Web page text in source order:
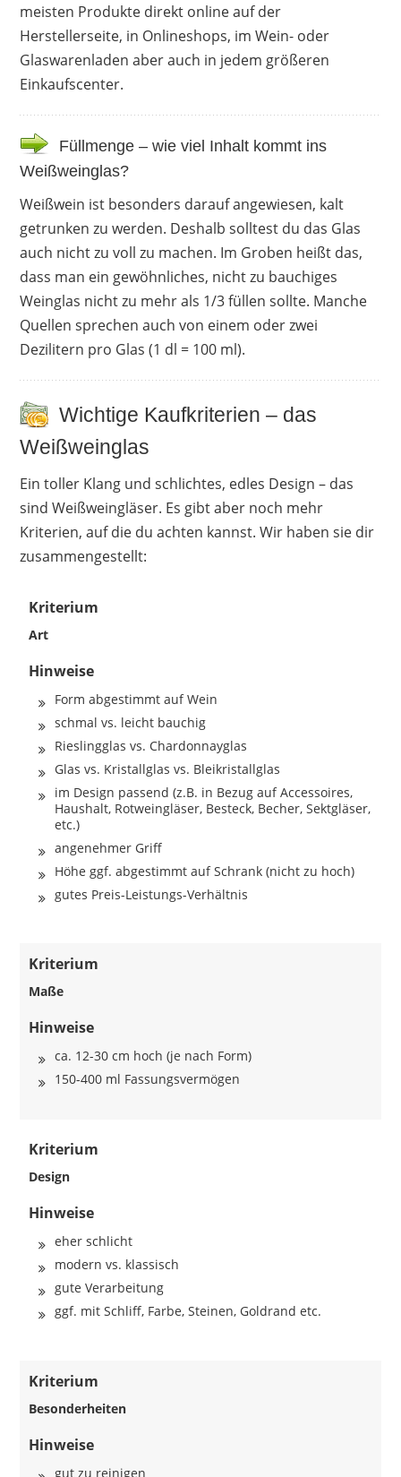
meisten Produkte direkt online auf der
Herstellerseite, in Onlineshops, im Wein- oder
Glaswarenladen aber auch in jedem größeren
Einkaufscenter.
Füllmenge – wie viel Inhalt kommt ins
Weißweinglas?
Weißwein ist besonders darauf angewiesen, kalt
getrunken zu werden. Deshalb solltest du das Glas
auch nicht zu voll zu machen. Im Groben heißt das,
dass man ein gewöhnliches, nicht zu bauchiges
Weinglas nicht zu mehr als 1/3 füllen sollte. Manche
Quellen sprechen auch von einem oder zwei
Dezilitern pro Glas (1 dl = 100 ml).
Wichtige Kaufkriterien – das
Weißweinglas
Ein toller Klang und schlichtes, edles Design – das
sind Weißweingläser. Es gibt aber noch mehr
Kriterien, auf die du achten kannst. Wir haben sie dir
zusammengestellt:
Kriterium
Art
Hinweise
Form abgestimmt auf Wein
schmal vs. leicht bauchig
Rieslingglas vs. Chardonnayglas
Glas vs. Kristallglas vs. Bleikristallglas
im Design passend (z.B. in Bezug auf Accessoires,
Haushalt, Rotweingläser, Besteck, Becher, Sektgläser,
etc.)
angenehmer Griff
Höhe ggf. abgestimmt auf Schrank (nicht zu hoch)
gutes Preis-Leistungs-Verhältnis
Kriterium
Maße
Hinweise
ca. 12-30 cm hoch (je nach Form)
150-400 ml Fassungsvermögen
Kriterium
Design
Hinweise
eher schlicht
modern vs. klassisch
gute Verarbeitung
ggf. mit Schliff, Farbe, Steinen, Goldrand etc.
Kriterium
Besonderheiten
Hinweise
gut zu reinigen